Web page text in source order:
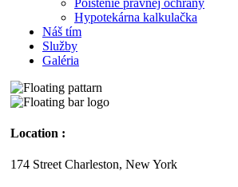
Hypotekárna kalkulačka
Náš tím
Služby
Galéria
Location :
174 Street Charleston, New York